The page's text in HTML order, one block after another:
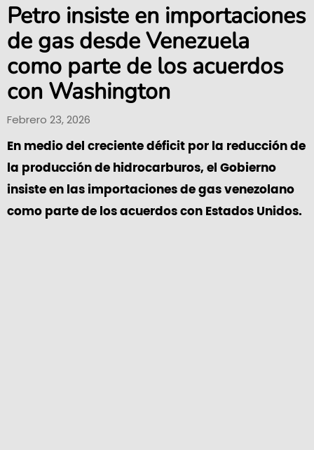
Petro insiste en importaciones
de gas desde Venezuela
como parte de los acuerdos
con Washington
Febrero 23, 2026
En medio del creciente déficit por la reducción de
la producción de hidrocarburos, el Gobierno
insiste en las importaciones de gas venezolano
como parte de los acuerdos con Estados Unidos.